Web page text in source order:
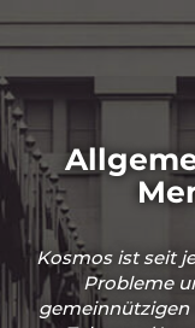
Kosmos ist seit
Probleme
gemeinnützigen